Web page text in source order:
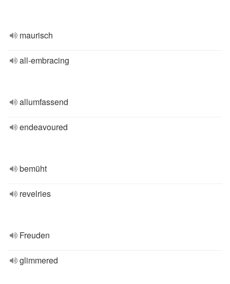
maurisch
all-embracing
allumfassend
endeavoured
bemüht
revelries
Freuden
glimmered